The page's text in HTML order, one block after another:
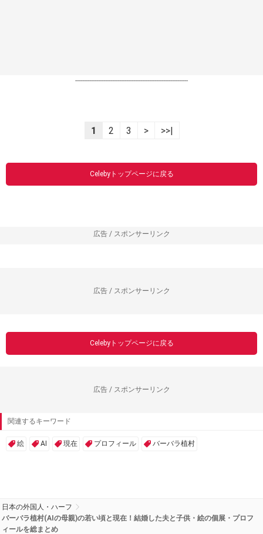
----------------------------------------------------------------
1 2 3 > >>|
Celebyトップページに戻る
広告 / スポンサーリンク
広告 / スポンサーリンク
Celebyトップページに戻る
広告 / スポンサーリンク
関連するキーワード
絵 AI 現在 プロフィール バーバラ植村
日本の外国人・ハーフ
バーバラ植村(AIの母親)の若い頃と現在！結婚した夫と子供・絵の個展・プロフ
ィールを総まとめ